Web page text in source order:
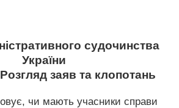
судочинства
України
заяв та клопотань
чи мають учасники справи